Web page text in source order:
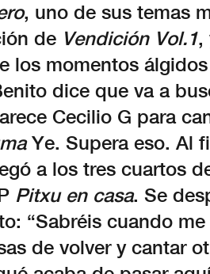
, uno de sus temas
de Vendición Vol.1,
los momentos
dice que va a
Cecilio G para
Ye. Supera eso. Al
a los tres cuartos
Pitxu en casa. Se
“Sabréis cuando me
de volver y cantar